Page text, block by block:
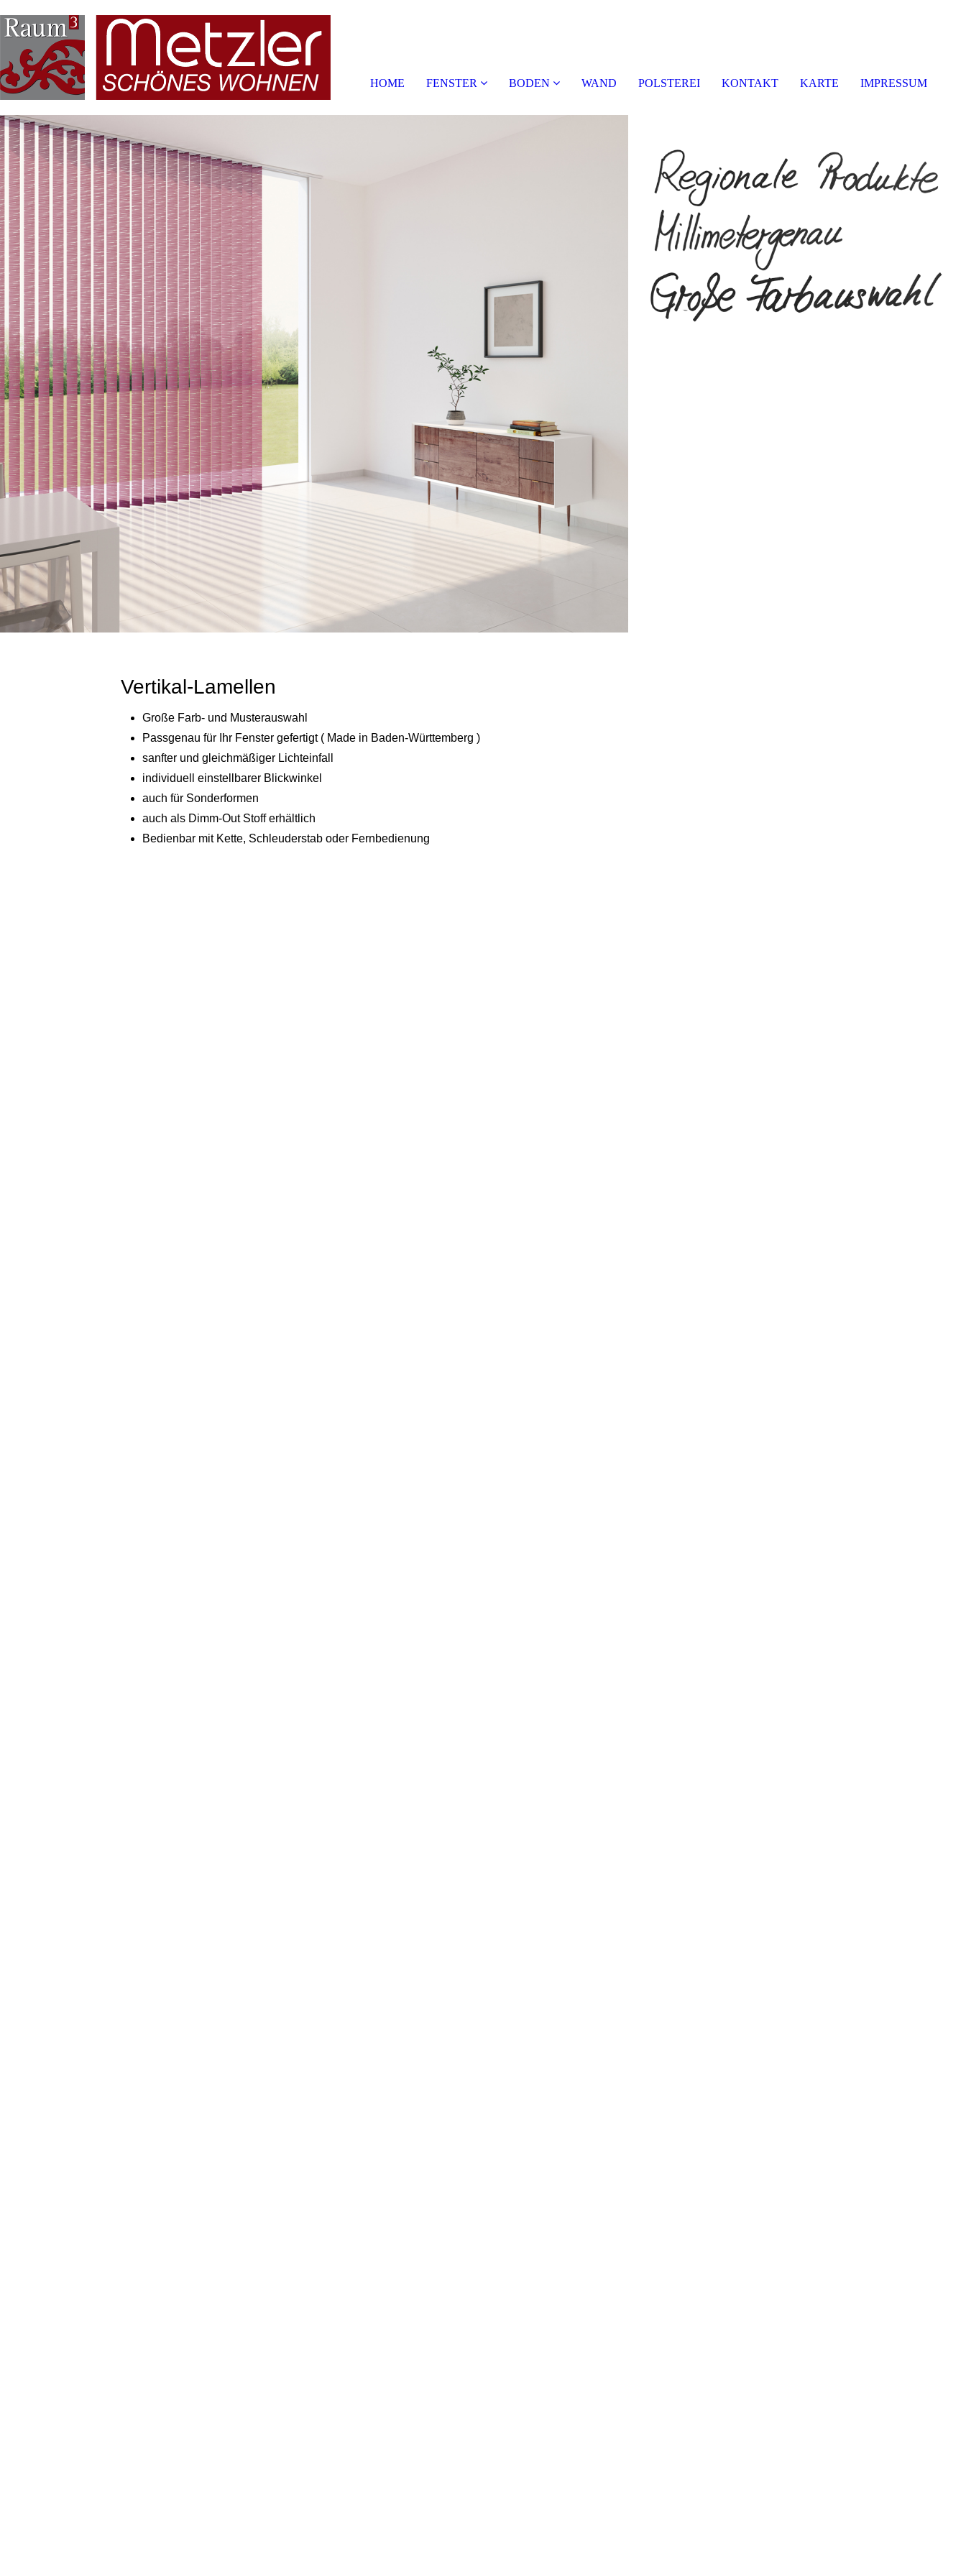
HOME FENSTER BODEN WAND POLSTEREI KONTAKT KARTE IMPRESSUM
Vertikal-Lamellen
Große Farb- und Musterauswahl
Passgenau für Ihr Fenster gefertigt ( Made in Baden-Württemberg )
sanfter und gleichmäßiger Lichteinfall
individuell einstellbarer Blickwinkel
auch für Sonderformen
auch als Dimm-Out Stoff erhältlich
Bedienbar mit Kette, Schleuderstab oder Fernbedienung